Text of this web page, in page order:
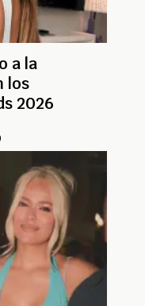
a la
los
2026